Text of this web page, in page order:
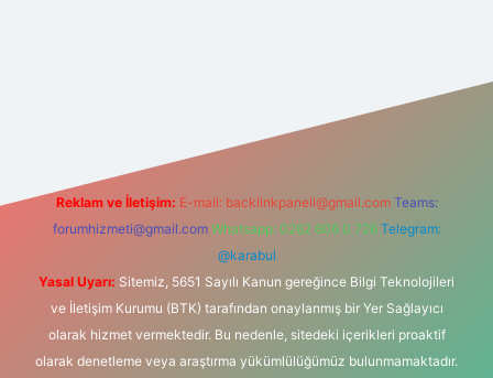
Reklam ve İletişim: E-mail: backlinkpaneli@gmail.com Teams:
forumhizmeti@gmail.com Whatsapp: 0262 606 0 726 Telegram:
@karabul
Yasal Uyarı: Sitemiz, 5651 Sayılı Kanun gereğince Bilgi Teknolojileri
ve İletişim Kurumu (BTK) tarafından onaylanmış bir Yer Sağlayıcı
olarak hizmet vermektedir. Bu nedenle, sitedeki içerikleri proaktif
olarak denetleme veya araştırma yükümlülüğümüz bulunmamaktadır.